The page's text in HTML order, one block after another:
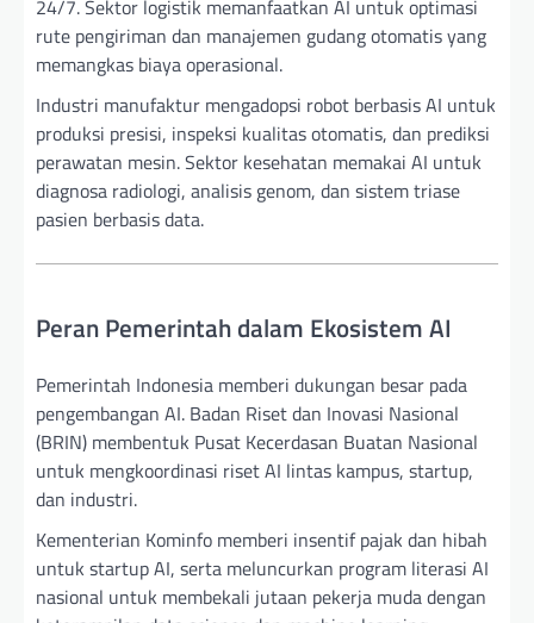
24/7. Sektor logistik memanfaatkan AI untuk optimasi
rute pengiriman dan manajemen gudang otomatis yang
memangkas biaya operasional.
Industri manufaktur mengadopsi robot berbasis AI untuk
produksi presisi, inspeksi kualitas otomatis, dan prediksi
perawatan mesin. Sektor kesehatan memakai AI untuk
diagnosa radiologi, analisis genom, dan sistem triase
pasien berbasis data.
Peran Pemerintah dalam Ekosistem AI
Pemerintah Indonesia memberi dukungan besar pada
pengembangan AI. Badan Riset dan Inovasi Nasional
(BRIN) membentuk Pusat Kecerdasan Buatan Nasional
untuk mengkoordinasi riset AI lintas kampus, startup,
dan industri.
Kementerian Kominfo memberi insentif pajak dan hibah
untuk startup AI, serta meluncurkan program literasi AI
nasional untuk membekali jutaan pekerja muda dengan